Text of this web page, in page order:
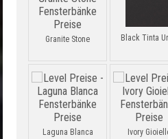
Granite Stone Black Tinta
Laguna Blanca
Ivory